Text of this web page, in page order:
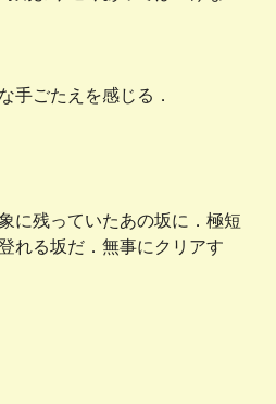
手ごたえを感じる．
に残っていたあの坂に．極短
れる坂だ．無事にクリアす